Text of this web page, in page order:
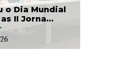
o Dia Mundial
II Jorna...